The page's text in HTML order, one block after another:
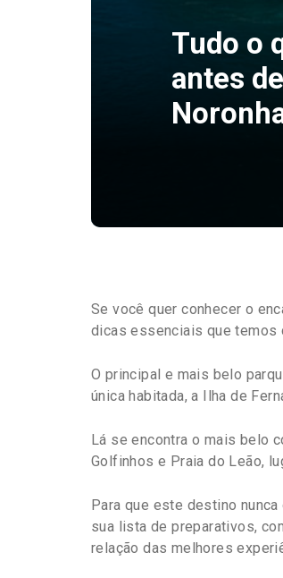
Tudo o
antes
Se você quer conhecer o
dicas essenciais que temos
O principal e mais belo
única habitada, a Ilha de
Lá se encontra o mais belo
Golfinhos e Praia do Leão,
Para que este destino
sua lista de preparativos,
relação das melhores